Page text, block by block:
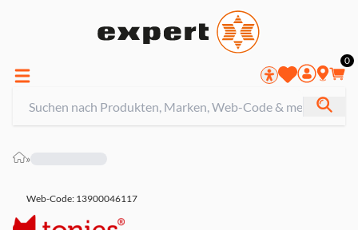
0
»
Web-Code: 13900046117